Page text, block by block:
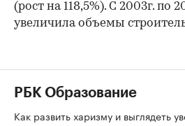
(рост на 118,5%). С 2003г. по
увеличила объемы
РБК Образование
Как развить харизму и выглядеть